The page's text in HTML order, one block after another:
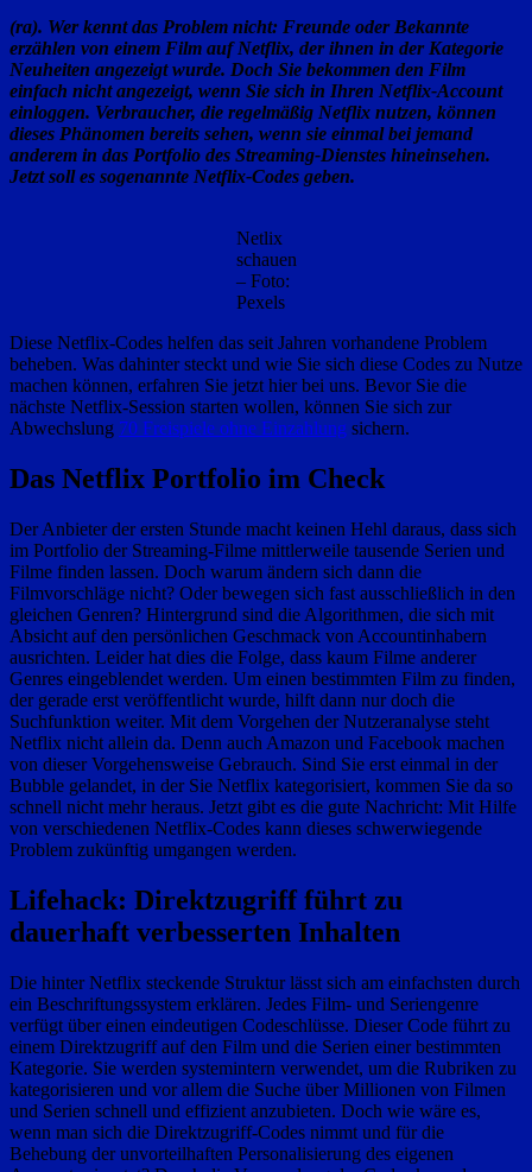
(ra). Wer kennt das Problem nicht: Freunde oder Bekannte
erzählen von einem Film auf Netflix, der ihnen in der Kategorie
Neuheiten angezeigt wurde. Doch Sie bekommen den Film
einfach nicht angezeigt, wenn Sie sich in Ihren Netflix-Account
einloggen. Verbraucher, die regelmäßig Netflix nutzen, können
dieses Phänomen bereits sehen, wenn sie einmal bei jemand
anderem in das Portfolio des Streaming-Dienstes hineinsehen.
Jetzt soll es sogenannte Netflix-Codes geben.
Netlix
schauen
– Foto:
Pexels
Diese Netflix-Codes helfen das seit Jahren vorhandene Problem
beheben. Was dahinter steckt und wie Sie sich diese Codes zu Nutze
machen können, erfahren Sie jetzt hier bei uns. Bevor Sie die
nächste Netflix-Session starten wollen, können Sie sich zur
Abwechslung 70 Freispiele ohne Einzahlung sichern.
Das Netflix Portfolio im Check
Der Anbieter der ersten Stunde macht keinen Hehl daraus, dass sich
im Portfolio der Streaming-Filme mittlerweile tausende Serien und
Filme finden lassen. Doch warum ändern sich dann die
Filmvorschläge nicht? Oder bewegen sich fast ausschließlich in den
gleichen Genren? Hintergrund sind die Algorithmen, die sich mit
Absicht auf den persönlichen Geschmack von Accountinhabern
ausrichten. Leider hat dies die Folge, dass kaum Filme anderer
Genres eingeblendet werden. Um einen bestimmten Film zu finden,
der gerade erst veröffentlicht wurde, hilft dann nur doch die
Suchfunktion weiter. Mit dem Vorgehen der Nutzeranalyse steht
Netflix nicht allein da. Denn auch Amazon und Facebook machen
von dieser Vorgehensweise Gebrauch. Sind Sie erst einmal in der
Bubble gelandet, in der Sie Netflix kategorisiert, kommen Sie da so
schnell nicht mehr heraus. Jetzt gibt es die gute Nachricht: Mit Hilfe
von verschiedenen Netflix-Codes kann dieses schwerwiegende
Problem zukünftig umgangen werden.
Lifehack: Direktzugriff führt zu
dauerhaft verbesserten Inhalten
Die hinter Netflix steckende Struktur lässt sich am einfachsten durch
ein Beschriftungssystem erklären. Jedes Film- und Seriengenre
verfügt über einen eindeutigen Codeschlüsse. Dieser Code führt zu
einem Direktzugriff auf den Film und die Serien einer bestimmten
Kategorie. Sie werden systemintern verwendet, um die Rubriken zu
kategorisieren und vor allem die Suche über Millionen von Filmen
und Serien schnell und effizient anzubieten. Doch wie wäre es,
wenn man sich die Direktzugriff-Codes nimmt und für die
Behebung der unvorteilhaften Personalisierung des eigenen